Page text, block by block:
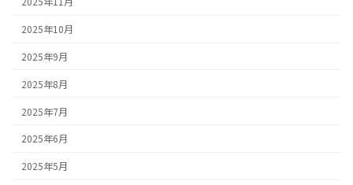
2025年10月
2025年9月
2025年8月
2025年7月
2025年6月
2025年5月